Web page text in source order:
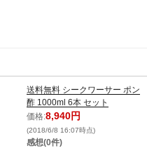
送料無料 シークワーサー ポン
酢 1000ml 6本 セット
価格:8,940円
(2018/6/8 16:07時点)
感想(0件)